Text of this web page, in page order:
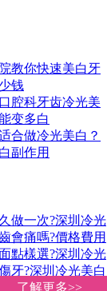
了解更多>>
了解更多>>
教你快速美白牙
钱
腔科牙齿冷光美
变多白
合做冷光美白？
副作用
做一次?深圳冷光
會痛嗎?價格費用
點樣選?深圳冷光
牙?深圳冷光美白
光美白嗎?深圳愛